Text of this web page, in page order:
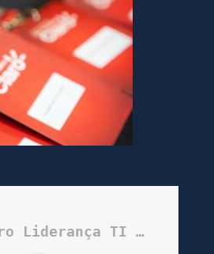
Encontro Liderança TI & Infra | Claro